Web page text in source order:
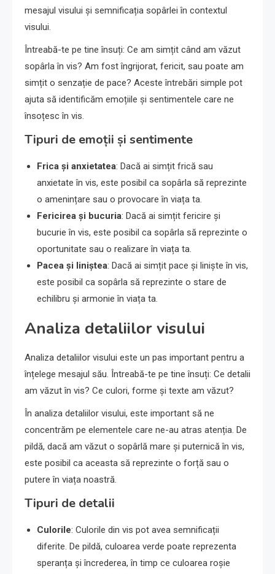
mesajul visului și semnificația sopârlei în contextul
visului.
Întreabă-te pe tine însuți: Ce am simțit când am văzut
sopârla în vis? Am fost îngrijorat, fericit, sau poate am
simțit o senzație de pace? Aceste întrebări simple pot
ajuta să identificăm emoțiile și sentimentele care ne
însoțesc în vis.
Tipuri de emoții și sentimente
Frica și anxietatea: Dacă ai simțit frică sau
anxietate în vis, este posibil ca sopârla să reprezinte
o amenințare sau o provocare în viața ta.
Fericirea și bucuria: Dacă ai simțit fericire și
bucurie în vis, este posibil ca sopârla să reprezinte o
oportunitate sau o realizare în viața ta.
Pacea și liniștea: Dacă ai simțit pace și liniște în vis,
este posibil ca sopârla să reprezinte o stare de
echilibru și armonie în viața ta.
Analiza detaliilor visului
Analiza detaliilor visului este un pas important pentru a
înțelege mesajul său. Întreabă-te pe tine însuți: Ce detalii
am văzut în vis? Ce culori, forme și texte am văzut?
În analiza detaliilor visului, este important să ne
concentrăm pe elementele care ne-au atras atenția. De
pildă, dacă am văzut o sopârlă mare și puternică în vis,
este posibil ca aceasta să reprezinte o forță sau o
putere în viața noastră.
Tipuri de detalii
Culorile: Culorile din vis pot avea semnificații
diferite. De pildă, culoarea verde poate reprezenta
speranța și încrederea, în timp ce culoarea roșie